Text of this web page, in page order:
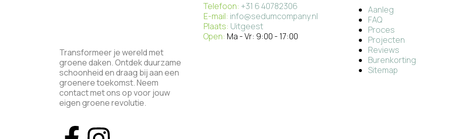
Transformeer je wereld met
groene daken. Ontdek duurzame
schoonheid en draag bij aan een
groenere toekomst. Neem
contact met ons op voor jouw
eigen groene revolutie.
Telefoon: +31 6 40782306
E-mail: info@sedumcompany.nl
Plaats: Uitgeest
Open: Ma - Vr: 9:00 - 17:00
Aanleg
FAQ
Proces
Projecten
Reviews
Burenkorting
Sitemap